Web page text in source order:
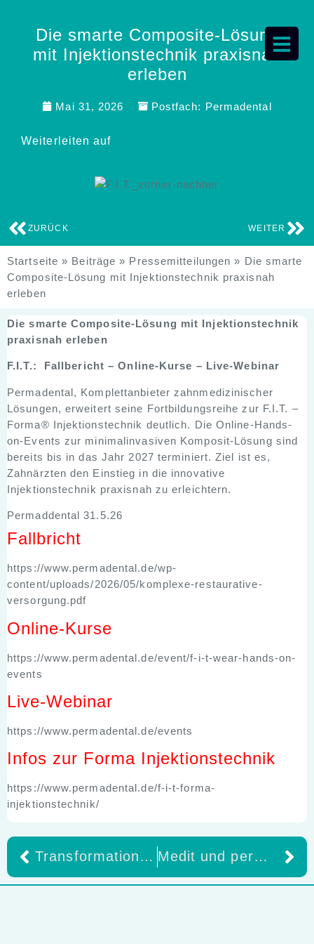
Die smarte Composite-Lösung
mit Injektionstechnik praxisnah
erleben
Mai 31, 2026 Postfach: Permadental
Weiterleiten auf
ZURÜCK WEITER
Startseite » Beiträge » Pressemitteilungen » Die smarte
Composite-Lösung mit Injektionstechnik praxisnah
erleben
Die smarte Composite-Lösung mit Injektionstechnik
praxisnah erleben
F.I.T.: Fallbericht – Online-Kurse – Live-Webinar
Permadental, Komplettanbieter zahnmedizinischer
Lösungen, erweitert seine Fortbildungsreihe zur F.I.T. –
Forma® Injektionstechnik deutlich. Die Online-Hands-
on-Events zur minimalinvasiven Komposit-Lösung sind
bereits bis in das Jahr 2027 terminiert. Ziel ist es,
Zahnärzten den Einstieg in die innovative
Injektionstechnik praxisnah zu erleichtern.
Permaddental 31.5.26
Fallbricht
https://www.permadental.de/wp-
content/uploads/2026/05/komplexe-restaurative-
versorgung.pdf
Online-Kurse
https://www.permadental.de/event/f-i-t-wear-hands-on-
events
Live-Webinar
https://www.permadental.de/events
Infos zur Forma Injektionstechnik
https://www.permadental.de/f-i-t-forma-
injektionstechnik/
Transformation die Symphonie des Lebens Medit und perma3D stärken digitale Workflows in der Praxis